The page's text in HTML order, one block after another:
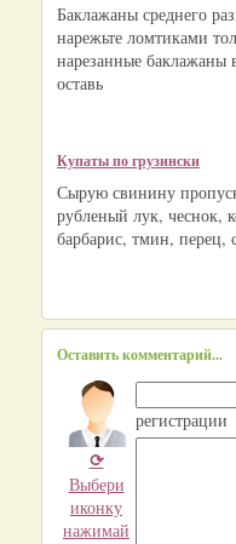
Баклажаны среднего
нарежьте ломтиками
нарезанные баклажаны
оставь
Купаты по грузински
Сырую свинину
рубленый лук, чеснок,
барбарис, тмин,
Оставить комментарий...
⟳
Выбери
иконку
нажимай
регистрации